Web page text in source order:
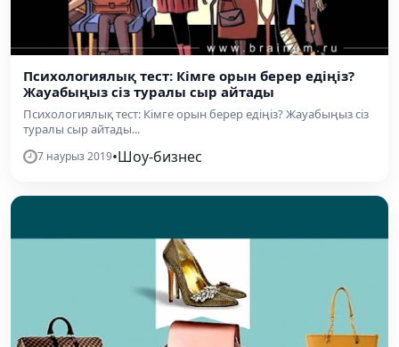
Психологиялық тест: Кімге орын берер едіңіз?
Жауабыңыз сіз туралы сыр айтады
Психологиялық тест: Кімге орын берер едіңіз? Жауабыңыз сіз
туралы сыр айтады...
7 наурыз 2019•Шоу-бизнес